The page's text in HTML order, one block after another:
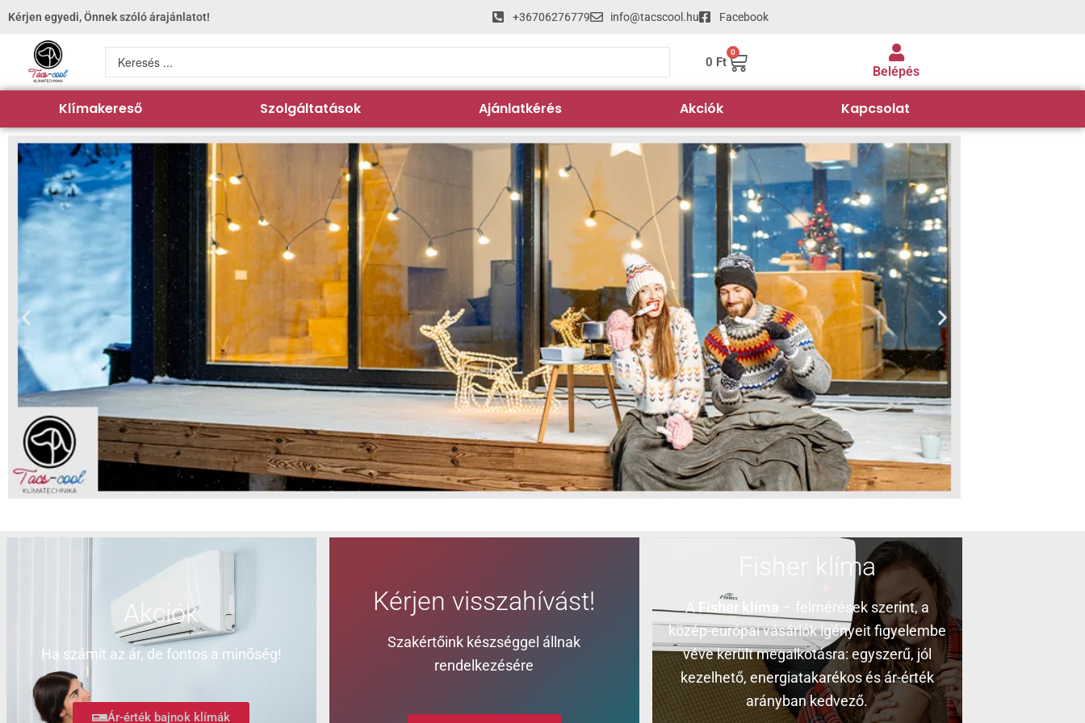
Kérjen egyedi, Önnek szóló árajánlatot! +36706276779 info@tacscool.hu Facebook
0 Ft
0
Belépés
Klímakereső Szolgáltatások Ajánlatkérés Akciók Kapcsolat
Akciók
Ha számít az ár, de fontos a minőség!
Ár-érték bajnok klímák
Kérjen visszahívást!
Szakértőink készséggel állnak
rendelkezésére
Fisher klíma
A Fisher klíma – felmérések szerint, a
közép-európai vásárlók igényeit figyelembe
véve került megalkotásra: egyszerű, jól
kezelhető, energiatakarékos és ár-érték
arányban kedvező.